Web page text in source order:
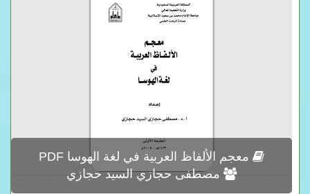
معجم الألفاظ العربية في لغة الهوسا PDF
مصطفى حجازي السيد حجازي